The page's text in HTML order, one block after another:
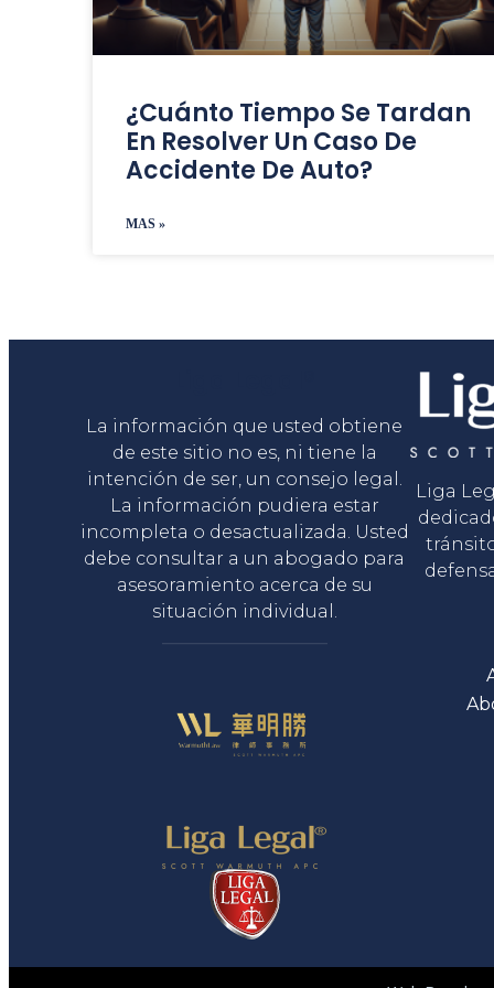
¿Cuánto Tiempo Se Tardan
En Resolver Un Caso De
Accidente De Auto?
MAS »
La información que usted obtiene
de este sitio no es, ni tiene la
intención de ser, un consejo legal.
La información pudiera estar
incompleta o desactualizada. Usted
debe consultar a un abogado para
asesoramiento acerca de su
situación individual.
Liga